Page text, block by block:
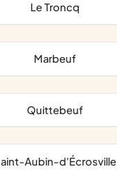
Le Troncq
Marbeuf
Quittebeuf
Saint-Aubin-d'Écrosville